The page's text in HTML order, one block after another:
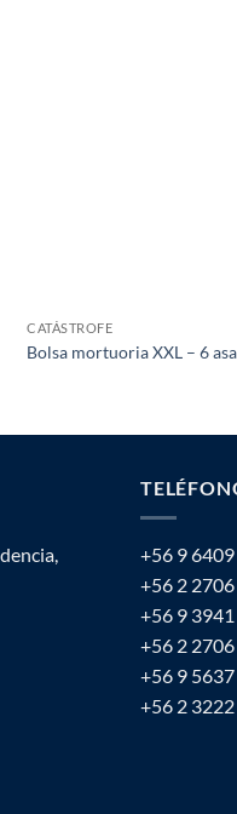
CATÁSTROFE
Bolsa mortuoria XXL – 6
+56 9
+56 2
+56 9
+56 2
+56 9
+56 2